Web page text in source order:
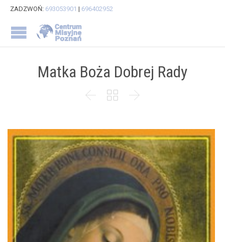
ZADZWOŃ: 693053901 | 696402952
Matka Boża Dobrej Rady
  